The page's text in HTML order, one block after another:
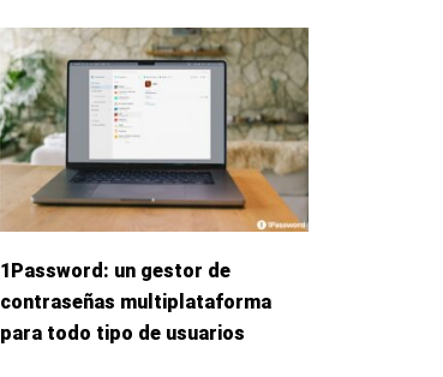
1Password: un gestor de
contraseñas multiplataforma
para todo tipo de usuarios